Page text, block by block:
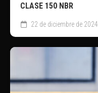
CLASE 150 NBR
22 de diciembre de 2024